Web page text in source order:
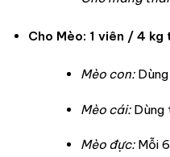
Cho Mèo: 1 viên / 4 kg
Mèo con:Dùng
Mèo cái:Dùng
Mèo đực:Mỗi 6